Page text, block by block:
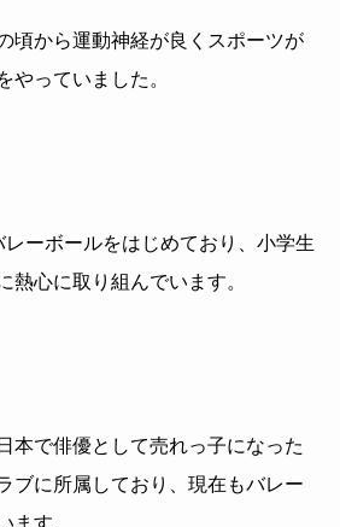
頃から運動神経が良くスポーツが
やっていました。
ーボールをはじめており、小学生
熱心に取り組んでいます。
本で俳優として売れっ子になった
ブに所属しており、現在もバレー
ます。